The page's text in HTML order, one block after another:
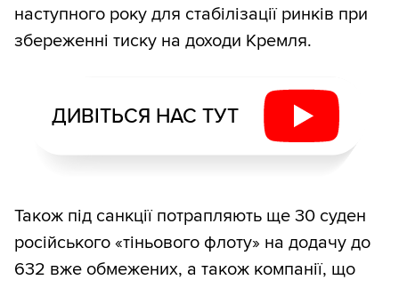
наступного року для стабілізації ринків при
збереженні тиску на доходи Кремля.
ДИВІТЬСЯ НАС ТУТ
Також під санкції потрапляють ще 30 суден
російського «тіньового флоту» на додачу до
632 вже обмежених, а також компанії, що